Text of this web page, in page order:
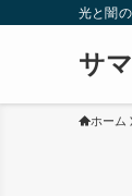
光と闇
サ
ホーム